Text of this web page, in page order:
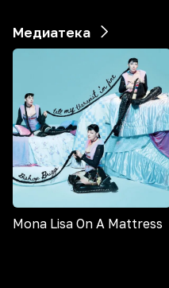
Медиатека
Mona Lisa On A Mattress